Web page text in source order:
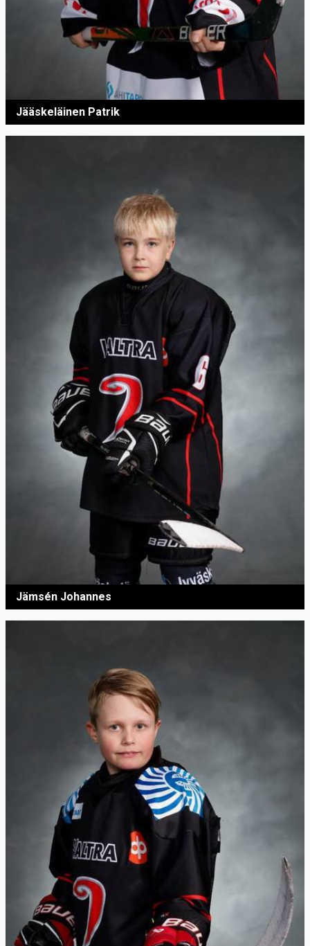
Jääskeläinen Patrik
Jämsén Johannes